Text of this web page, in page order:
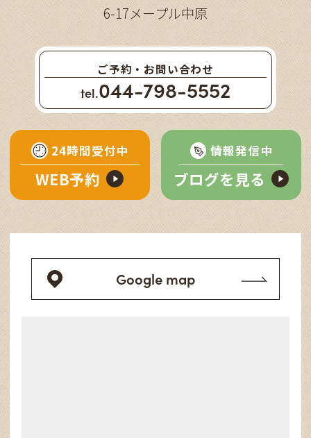
6-17メープル中原
ご予約・お問い合わせ
tel.044-798-5552
24時間受付中
WEB予約
情報発信中
ブログを見る
Google map